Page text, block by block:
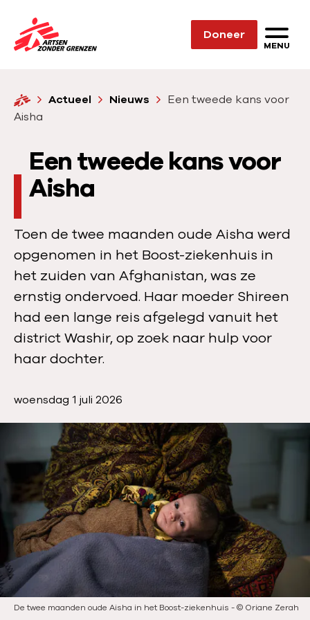
Sla navigatie over
N
r
d
o
e
p
a
g
e
Doneer
MENU
H
o
e
Actueel Nieuws
Een tweede kans voor
Aisha
Een tweede kans voor
Aisha
Toen de twee maanden oude Aisha werd
opgenomen in het Boost-ziekenhuis in
het zuiden van Afghanistan, was ze
ernstig ondervoed. Haar moeder Shireen
had een lange reis afgelegd vanuit het
district Washir, op zoek naar hulp voor
haar dochter.
P
a
t
e
d
a
t
woensdag 1 juli 2026
De twee maanden oude Aisha in het Boost-ziekenhuis -© Oriane Zerah